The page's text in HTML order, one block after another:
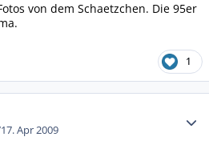
von dem Schaetzchen. Die 95er
1
17. Apr 2009